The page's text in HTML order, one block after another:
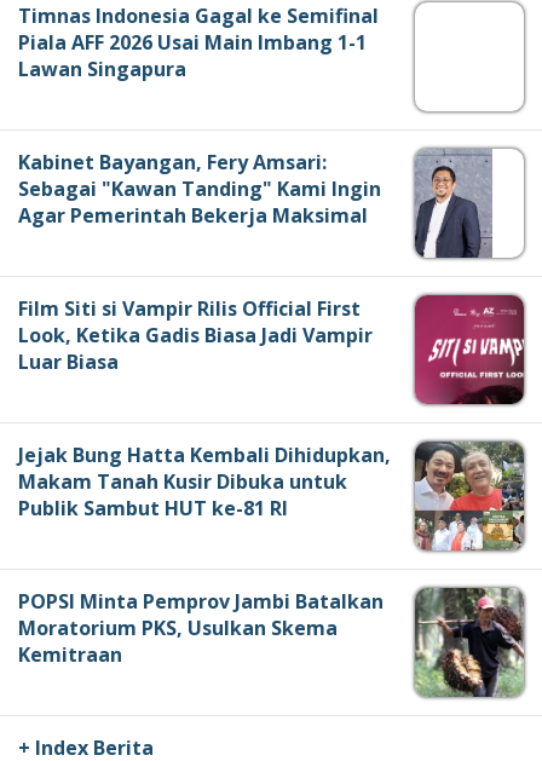
Timnas Indonesia Gagal ke Semifinal
Piala AFF 2026 Usai Main Imbang 1-1
Lawan Singapura
Kabinet Bayangan, Fery Amsari:
Sebagai "Kawan Tanding" Kami Ingin
Agar Pemerintah Bekerja Maksimal
Film Siti si Vampir Rilis Official First
Look, Ketika Gadis Biasa Jadi Vampir
Luar Biasa
Jejak Bung Hatta Kembali Dihidupkan,
Makam Tanah Kusir Dibuka untuk
Publik Sambut HUT ke-81 RI
POPSI Minta Pemprov Jambi Batalkan
Moratorium PKS, Usulkan Skema
Kemitraan
+ Index Berita